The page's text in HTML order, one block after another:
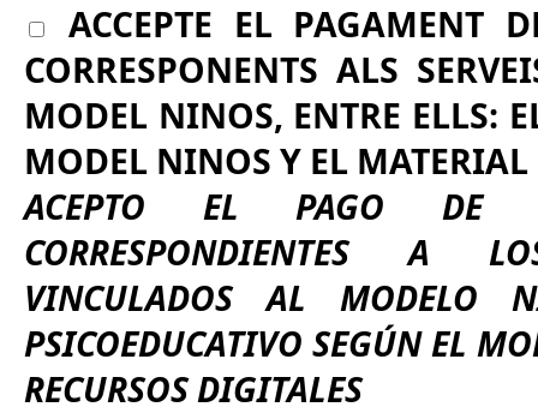
ACCEPTE EL PAGAMENT
CORRESPONENTS ALS
MODEL NINOS, ENTRE ELLS:
MODEL NINOS Y EL
ACEPTO EL PAGO DE
CORRESPONDIENTES A
VINCULADOS AL MODELO
PSICOEDUCATIVO SEGÚN EL
RECURSOS DIGITALES